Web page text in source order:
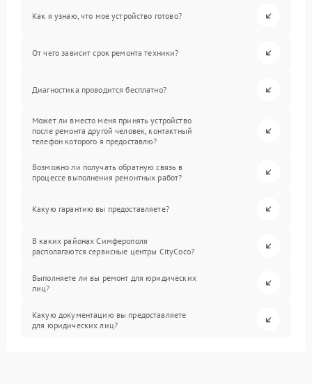
Как я узнаю, что мое устройство готово?
От чего зависит срок ремонта техники?
Диагностика проводится бесплатно?
Может ли вместо меня принять устройство
после ремонта другой человек, контактный
телефон которого я предоставлю?
Возможно ли получать обратную связь в
процессе выполнения ремонтных работ?
Какую гарантию вы предоставляете?
В каких районах Симферополя
располагаются сервисные центры CityCoco?
Выполняете ли вы ремонт для юридических
лиц?
Какую документацию вы предоставляете
для юридических лиц?